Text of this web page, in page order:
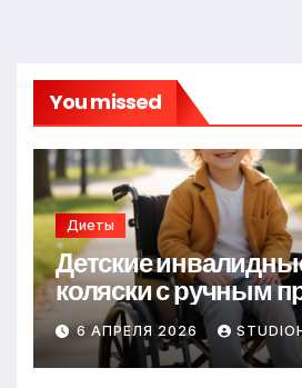
You missed
Диеты
Детские
коляски с ручным
6 АПРЕЛЯ 2026